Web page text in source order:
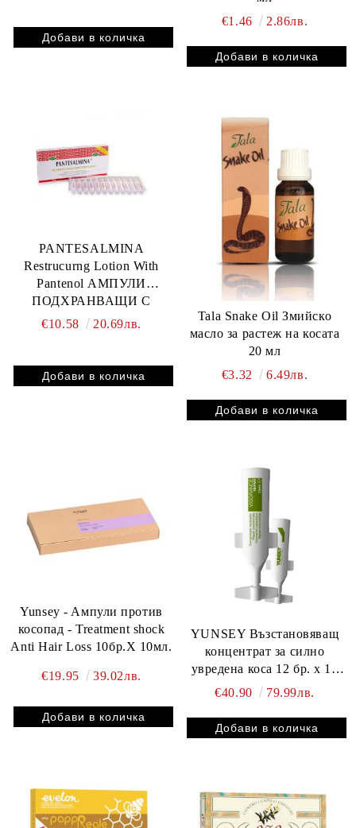
€1.46
2.86лв.
PANTESALMINA
Restrucurng Lotion With
Pantenol АМПУЛИ
ПОДХРАНВАЩИ С
ПАНТЕНОЛ 12 бр *15 мл
НАЛИЧНОСТ
€10.58 20.69лв.
Tala Snake Oil Змийско
масло за растеж на косата
20 мл
€3.32
6.49лв.
Yunsey - Aмпули против
косопад - Treatment shock
Anti Hair Loss 10бр.Х 10мл.
€19.95 39.02лв.
YUNSEY Възстановяващ
концентрат за силно
увредена коса 12 бр. х 10
мл
€40.90 79.99лв.